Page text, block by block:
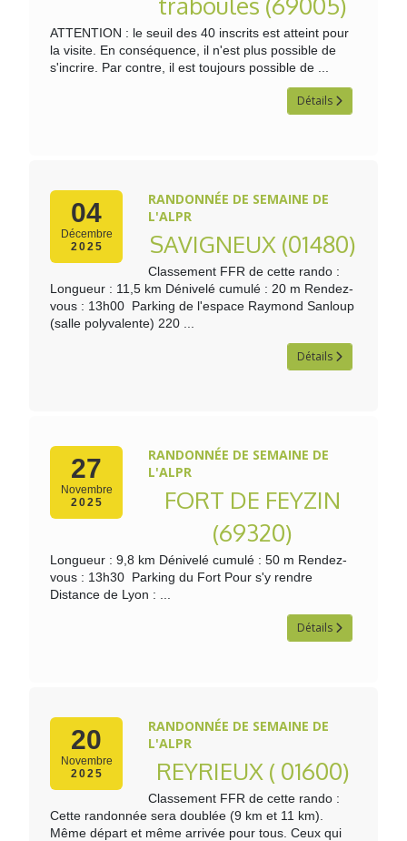
ATTENTION : le seuil des 40 inscrits est atteint pour
la visite. En conséquence, il n'est plus possible de
s'incrire. Par contre, il est toujours possible de ...
Détails
04
Décembre
2025
RANDONNÉE DE SEMAINE DE
L'ALPR
SAVIGNEUX (01480)
Classement FFR de cette rando :
Longueur : 11,5 km Dénivelé cumulé : 20 m Rendez-
vous : 13h00 Parking de l'espace Raymond Sanloup
(salle polyvalente) 220 ...
Détails
27
Novembre
2025
RANDONNÉE DE SEMAINE DE
L'ALPR
FORT DE FEYZIN
(69320)
Longueur : 9,8 km Dénivelé cumulé : 50 m Rendez-
vous : 13h30 Parking du Fort Pour s'y rendre
Distance de Lyon : ...
Détails
20
Novembre
2025
RANDONNÉE DE SEMAINE DE
L'ALPR
REYRIEUX ( 01600)
Classement FFR de cette rando :
Cette randonnée sera doublée (9 km et 11 km).
Même départ et même arrivée pour tous. Ceux qui